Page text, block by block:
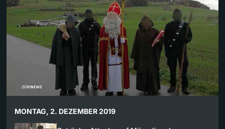
MONTAG, 2. DEZEMBER 2019